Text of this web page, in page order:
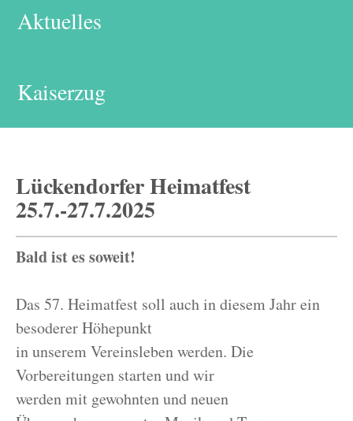
Aktuelles
Kaiserzug
Lückendorfer Heimatfest
25.7.-27.7.2025
Bald ist es soweit!
Das 57. Heimatfest soll auch in diesem Jahr ein
besoderer Höhepunkt
in unserem Vereinsleben werden. Die
Vorbereitungen starten und wir
werden mit gewohnten und neuen